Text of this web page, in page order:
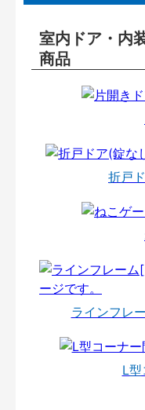
室内ドア・内
商品
折戸
ラインフレ
L